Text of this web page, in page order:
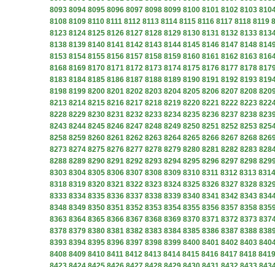
8093 8094 8095 8096 8097 8098 8099 8100 8101 8102 8103
8108 8109 8110 8111 8112 8113 8114 8115 8116 8117 8118 8119
8123 8124 8125 8126 8127 8128 8129 8130 8131 8132 8133
8138 8139 8140 8141 8142 8143 8144 8145 8146 8147 8148
8153 8154 8155 8156 8157 8158 8159 8160 8161 8162 8163
8168 8169 8170 8171 8172 8173 8174 8175 8176 8177 8178
8183 8184 8185 8186 8187 8188 8189 8190 8191 8192 8193
8198 8199 8200 8201 8202 8203 8204 8205 8206 8207 8208
8213 8214 8215 8216 8217 8218 8219 8220 8221 8222 8223
8228 8229 8230 8231 8232 8233 8234 8235 8236 8237 8238
8243 8244 8245 8246 8247 8248 8249 8250 8251 8252 8253
8258 8259 8260 8261 8262 8263 8264 8265 8266 8267 8268
8273 8274 8275 8276 8277 8278 8279 8280 8281 8282 8283
8288 8289 8290 8291 8292 8293 8294 8295 8296 8297 8298
8303 8304 8305 8306 8307 8308 8309 8310 8311 8312 8313 8314
8318 8319 8320 8321 8322 8323 8324 8325 8326 8327 8328
8333 8334 8335 8336 8337 8338 8339 8340 8341 8342 8343
8348 8349 8350 8351 8352 8353 8354 8355 8356 8357 8358
8363 8364 8365 8366 8367 8368 8369 8370 8371 8372 8373
8378 8379 8380 8381 8382 8383 8384 8385 8386 8387 8388
8393 8394 8395 8396 8397 8398 8399 8400 8401 8402 8403
8408 8409 8410 8411 8412 8413 8414 8415 8416 8417 8418 8419